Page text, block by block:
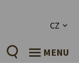
CZ
MENU